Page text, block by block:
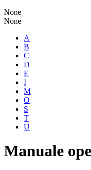
None
None
A
B
C
D
E
I
M
O
S
T
U
Manuale